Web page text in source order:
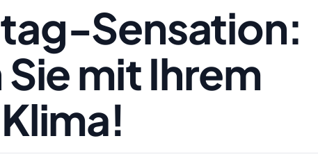
Sensation:
mit Ihrem